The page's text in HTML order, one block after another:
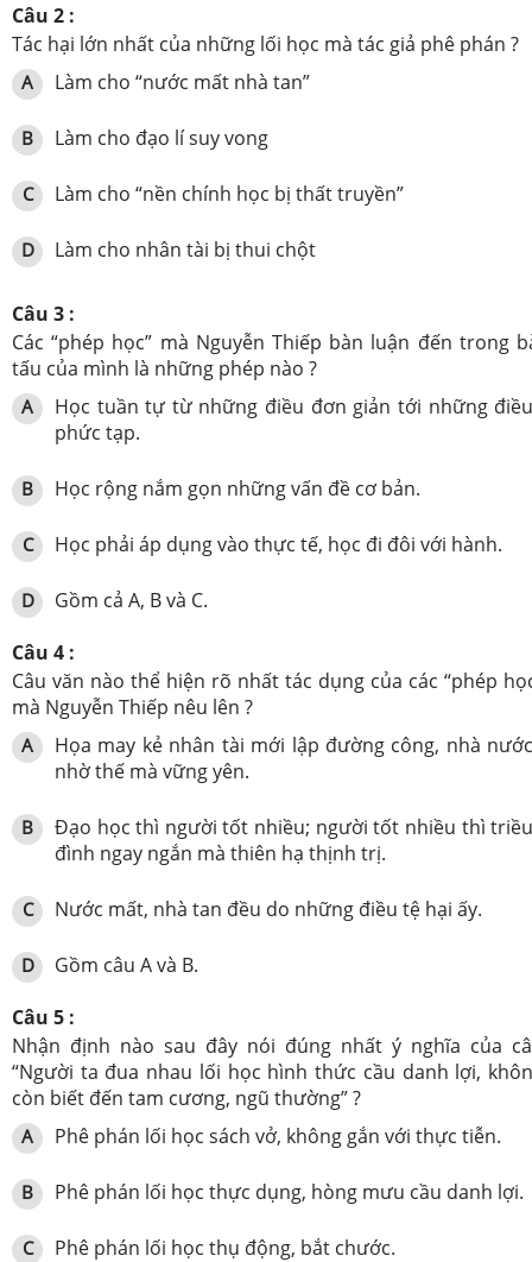
Câu 2 :
Tác hại lớn nhất của những lối học mà tác giả phê phán ?
A Làm cho “nước mất nhà tan”
B Làm cho đạo lí suy vong
C Làm cho “nền chính học bị thất truyền”
D Làm cho nhân tài bị thui chột
Câu 3 :
Các “phép học” mà Nguyễn Thiếp bàn luận đến trong
tấu của mình là những phép nào ?
A
Học tuần tự từ những điều đơn giản tới những
phức tạp.
B Học rộng nắm gọn những vấn đề cơ bản.
C Học phải áp dụng vào thực tế, học đi đôi với hành.
D
Gồm cả A, B và C.
Câu 4 :
Câu văn nào thể hiện rõ nhất tác dụng của các “phép
mà Nguyễn Thiếp nêu lên ?
A
Họa may kẻ nhân tài mới lập đường công, nhà
nhờ thế mà vững yên.
B
Đạo học thì người tốt nhiều; người tốt nhiều thì
đình ngay ngắn mà thiên hạ thịnh trị.
C Nước mất, nhà tan đều do những điều tệ hại ấy.
D
Gồm câu A và B.
Câu 5 :
Nhận định nào sau đây nói đúng nhất ý nghĩa của
“Người ta đua nhau lối học hình thức cầu danh lợi,
còn biết đến tam cương, ngũ thường” ?
A Phê phán lối học sách vở, không gắn với thực tiễn.
B Phê phán lối học thực dụng, hòng mưu cầu danh lợi.
C Phê phán lối học thụ động, bắt chước.